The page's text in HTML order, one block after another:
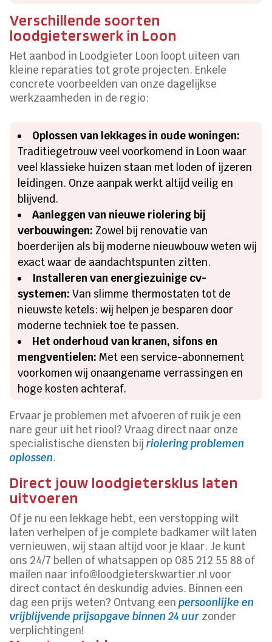
Verschillende soorten
loodgieterswerk in Loon
Het aanbod in Loodgieter Loon loopt uiteen van
kleine reparaties tot grote projecten. Enkele
concrete voorbeelden van onze dagelijkse
werkzaamheden in de regio:
Oplossen van lekkages in oude woningen:
Traditiegetrouw veel voorkomend in Loon waar
veel klassieke huizen staan met loden of ijzeren
leidingen. Onze aanpak werkt altijd veilig en
blijvend.
Aanleggen van nieuwe riolering bij
verbouwingen: Zowel bij renovatie van
boerderijen als bij moderne nieuwbouw weten wij
exact waar de aandachtspunten zitten.
Installeren van energiezuinige cv-
systemen: Van slimme thermostaten tot de
nieuwste ketels: wij helpen je besparen door
moderne techniek toe te passen.
Het onderhoud van kranen, sifons en
mengventielen: Met een service-abonnement
voorkomen wij onaangename verrassingen en
hoge kosten achteraf.
Ervaar je problemen met afvoeren of ruik je een
nare geur uit het riool? Vraag direct naar onze
specialistische diensten bijriolering problemen
oplossen.
Direct jouw loodgietersklus laten
uitvoeren
Of je nu een lekkage hebt, een verstopping wilt
laten verhelpen of je complete badkamer wilt laten
vernieuwen, wij staan altijd voor je klaar. Je kunt
ons 24/7 bellen of whatsappen op 085 212 55 88 of
mailen naar info@loodgieterskwartier.nl voor
direct contact én deskundig advies. Binnen een
dag een prijs weten? Ontvang eenpersoonlijke en
vrijblijvende prijsopgave binnen 24 uur zonder
verplichtingen!